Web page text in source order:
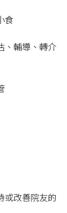
食
、輔導、轉介
或改善院友的